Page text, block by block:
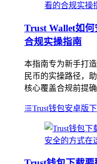
Trust Wallet如
合规实操指南
本指南专为新手打
民币的实操路径，
核心覆盖合规前提
Trust钱包安卓版